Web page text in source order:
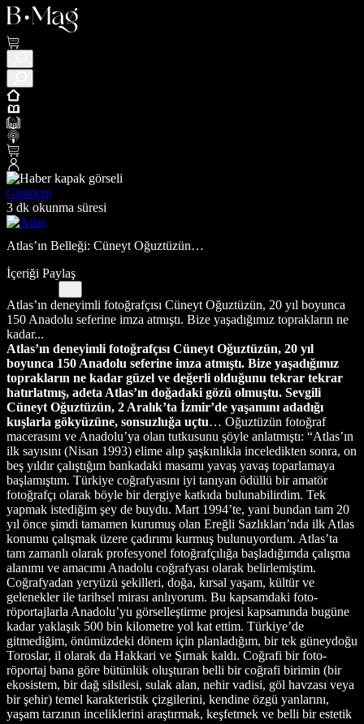
Gündem
3 dk okunma süresi
Atlas’ın Belleği: Cüneyt Oğuztüzün…
İçeriği Paylaş
Atlas’ın deneyimli fotoğrafçısı Cüneyt Oğuztüzün, 20 yıl boyunca
150 Anadolu seferine imza atmıştı. Bize yaşadığımız toprakların ne
kadar...
Atlas’ın deneyimli fotoğrafçısı Cüneyt Oğuztüzün, 20 yıl
boyunca 150 Anadolu seferine imza atmıştı. Bize yaşadığımız
toprakların ne kadar güzel ve değerli olduğunu tekrar tekrar
hatırlatmış, adeta Atlas’ın doğadaki gözü olmuştu. Sevgili
Cüneyt Oğuztüzün, 2 Aralık’ta İzmir’de yaşamını adadığı
kuşlarla gökyüzüne, sonsuzluğa uçtu… Oğuztüzün fotoğraf
macerasını ve Anadolu’ya olan tutkusunu şöyle anlatmıştı: “Atlas’ın
ilk sayısını (Nisan 1993) elime alıp şaşkınlıkla inceledikten sonra, on
beş yıldır çalıştığım bankadaki masamı yavaş yavaş toparlamaya
başlamıştım. Türkiye coğrafyasını iyi tanıyan ödüllü bir amatör
fotoğrafçı olarak böyle bir dergiye katkıda bulunabilirdim. Tek
yapmak istediğim şey de buydu. Mart 1994’te, yani bundan tam 20
yıl önce şimdi tamamen kurumuş olan Ereğli Sazlıkları’nda ilk Atlas
konumu çalışmak üzere çadırımı kurmuş bulunuyordum. Atlas’ta
tam zamanlı olarak profesyonel fotoğrafçılığa başladığımda çalışma
alanımı ve amacımı Anadolu coğrafyası olarak belirlemiştim.
Coğrafyadan yeryüzü şekilleri, doğa, kırsal yaşam, kültür ve
gelenekler ile tarihsel mirası anlıyorum. Bu kapsamdaki foto-
röportajlarla Anadolu’yu görselleştirme projesi kapsamında bugüne
kadar yaklaşık 500 bin kilometre yol kat ettim. Türkiye’de
gitmediğim, önümüzdeki dönem için planladığım, bir tek güneydoğu
Toroslar, il olarak da Hakkari ve Şırnak kaldı. Coğrafi bir foto-
röportaj bana göre bütünlük oluşturan belli bir coğrafi birimin (bir
ekosistem, bir dağ silsilesi, sulak alan, nehir vadisi, göl havzası veya
bir şehir) temel karakteristik çizgilerini, kendine özgü yanlarını,
yaşam tarzının inceliklerini araştırmak, keşfetmek ve belli bir estetik